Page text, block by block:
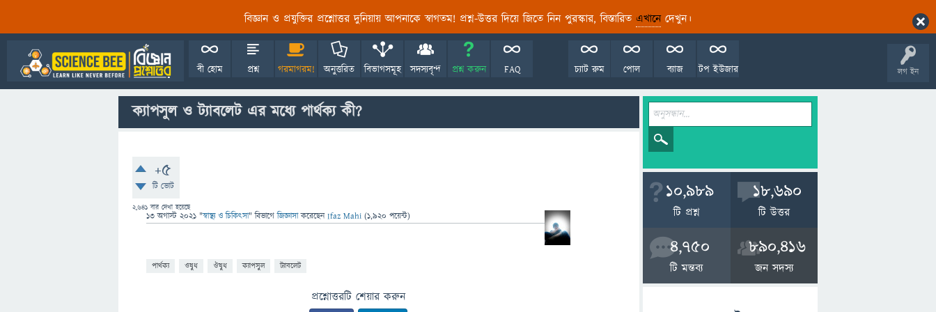
বিজ্ঞান ও প্রযুক্তির প্রশ্নোত্তর দুনিয়ায় আপনাকে স্বাগতম! প্রশ্ন-উত্তর দিয়ে জিতে নিন পুরস্কার, বিস্তারিত এখানেদেখুন।
লগ ইন
বী হোম প্রশ্ন গরমাগরম! অনুত্তরিত বিভাগসমূহ সদস্যবৃন্দ প্রশ্ন করুন FAQ টপ ইউজার
ব্যাজ
পোল
চ্যাট রুম
ক্যাপসুল ও ট্যাবলেট এর মধ্যে পার্থক্য কী?
+5
টি ভোট
2,641 বার দেখা হয়েছে
13 অগাস্ট 2021 "স্বাস্থ্য ও চিকিৎসা" বিভাগে জিজ্ঞাসাকরেছেনIfaz Mahi (1,920 পয়েন্ট)
পার্থক্য ওষুধ ঔষুধ ক্যাপসুল ট্যাবলেট
প্রশ্নোত্তরটি শেয়ার করুন
10,989
টি প্রশ্ন
18,690
টি উত্তর
4,750
টি মন্তব্য
890,416
জন সদস্য